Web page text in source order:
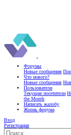
Форумы
Новые сообщения
Что нового?
Новые сообщения
Пользователи
Текущие посетители
the Month
Написать жалобу
Жизнь форума
Вход
Регистрация